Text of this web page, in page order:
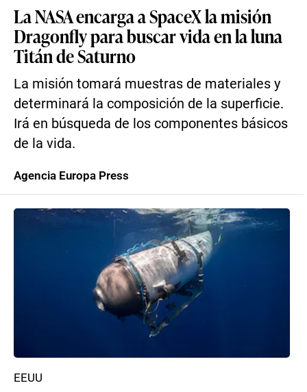
La NASA encarga a SpaceX la misión
Dragonfly para buscar vida en la luna
Titán de Saturno
La misión tomará muestras de materiales y
determinará la composición de la superficie.
Irá en búsqueda de los componentes básicos
de la vida.
Agencia Europa Press
EEUU